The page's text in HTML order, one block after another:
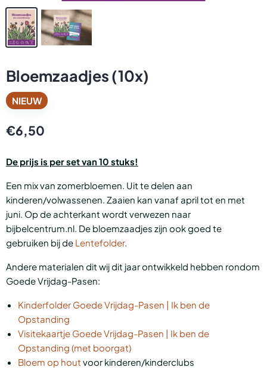
Bloemzaadjes (10x)
NIEUW
€6,50
De prijs is per set van 10 stuks!
Een mix van zomerbloemen. Uit te delen aan
kinderen/volwassenen. Zaaien kan vanaf april tot en met
juni. Op de achterkant wordt verwezen naar
bijbelcentrum.nl. De bloemzaadjes zijn ook goed te
gebruiken bij de Lentefolder.
Andere materialen dit wij dit jaar ontwikkeld hebben rondom
Goede Vrijdag-Pasen:
Kinderfolder Goede Vrijdag-Pasen | Ik ben de
Opstanding
Visitekaartje Goede Vrijdag-Pasen | Ik ben de
Opstanding (met boorgat)
Bloem op hout voor kinderen/kinderclubs